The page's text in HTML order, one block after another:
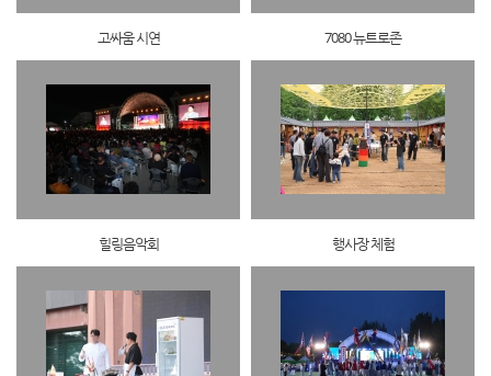
고싸움 시연 7080 뉴트로존
힐링음악회 행사장 체험